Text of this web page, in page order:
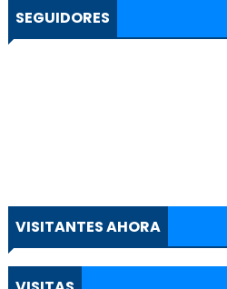
SEGUIDORES
VISITANTES AHORA